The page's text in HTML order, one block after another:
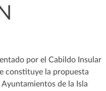
por el Cabildo Insular
constituye la propuesta
de la Isla